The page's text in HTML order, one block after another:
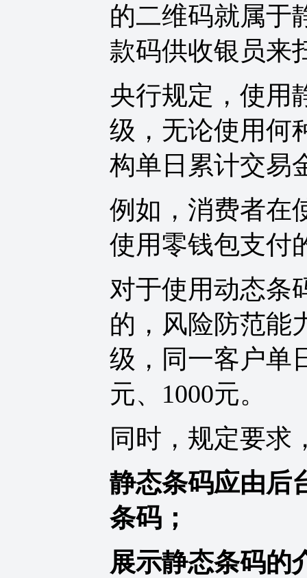
的二维码就属于
款码供收银员来
央行规定，使用
级，无论使用何
构单日累计交易
例如，消费者在
使用零钱包支付
对于使用动态条
的，风险防范能
级，同一客户单
元、1000元。
同时，规定要求
静态条码应由后
条码；
展示静态条码的